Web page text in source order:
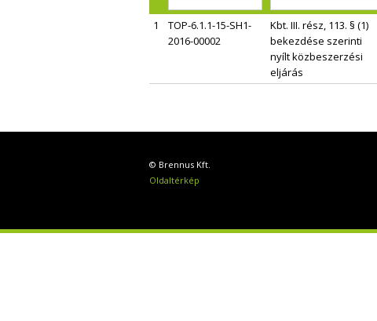
1
TOP-6.1.1-15-SH1-
2016-00002
Kbt. III. rész, 113. § (1)
bekezdése szerinti
nyílt közbeszerzési
eljárás
© Brennus Kft.
Oldaltérkép